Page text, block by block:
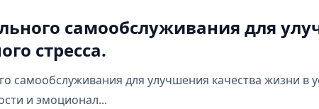
самообслуживания для
стресса.
для улучшения качества жизни в
и эмоционал...